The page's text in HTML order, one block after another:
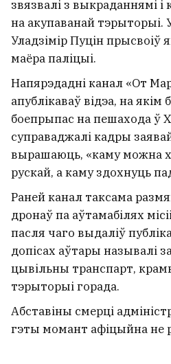
звязвалі з выкраданнямі
на акупаванай тэрыторыі.
Уладзімір Пуцін прысвоіў
маёра паліцыі.
Напярэдадні канал «От
апублікаваў відэа, на якім
боепрыпас на пешахода ў
суправаджалі кадры
вырашаюць, «каму можна
рускай, а каму здохнуць
Раней канал таксама
дронаў па аўтамабілях
пасля чаго выдаліў
допісах аўтары называлі
цывільны транспарт,
тэрыторыі горада.
Абставіны смерці
гэты момант афіцыйна не
У цэнтры Мінска
вядомы бар
«Не абавязаныя».
адмовіла беларусу ў
пасля буйной выплаты
Спёка. Як перажыць і як
такое надвор'е?
1
Чаму мужчын
азадкі? Навукоўцы і